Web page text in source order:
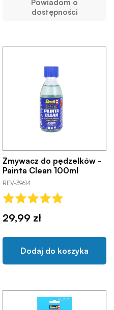
Powiadom o
dostępności
Zmywacz do pędzelków -
Painta Clean 100ml
REV-39614
29,99 zł
Dodaj do koszyka